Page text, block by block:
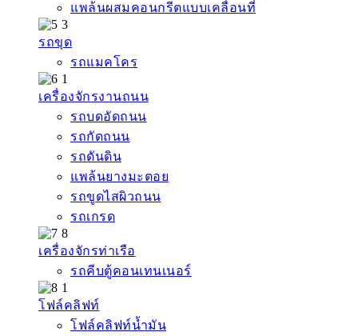
แพล้นผสมคอนกรีตแบบเคลื่อนที่
รถขุด
รถแมคโคร
เครื่องจักรงานถนน
รถบดอัดถนน
รถกัดถนน
รถดันดิน
แพล้นยางมะตอย
รถขูดไสผิวถนน
รถเกรด
เครื่องจักรท่าเรือ
รถคีบตู้คอนเทนเนอร์
โฟล์คลิฟท์
โฟล์คลิฟท์น้ำมัน